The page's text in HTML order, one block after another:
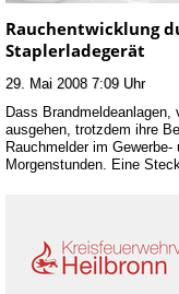
Rauchentwicklung
Staplerladegerät
29. Mai 2008 7:09 Uhr
Dass
ausgehen, trotzdem ihre
Rauchmelder im
Morgenstunden. Eine